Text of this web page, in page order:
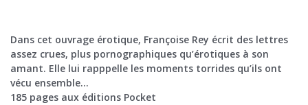
Dans cet ouvrage érotique, Françoise Rey écrit des lettres
assez crues, plus pornographiques qu’érotiques à son
amant. Elle lui rapppelle les moments torrides qu’ils ont
vécu ensemble…
185 pages aux éditions Pocket